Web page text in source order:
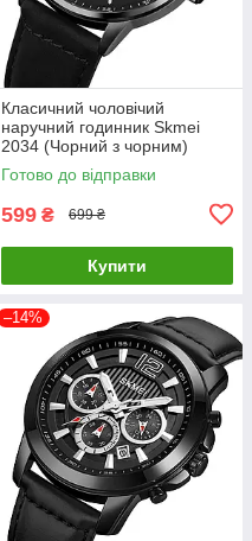
Класичний чоловічий
наручний годинник Skmei
2034 (Чорний з чорним)
Готово до відправки
599 ₴ 699 ₴
Купити
–14%